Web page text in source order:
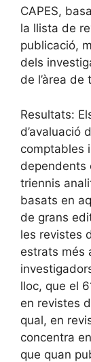
CAPES,
la llista de
publicació,
dels
de l’àrea de
Resultats:
d’avaluació
comptables
dependents
triennis
basats en
de grans
les revistes
estrats més
lloc, que el
en revistes
qual, en
concentra
que quan